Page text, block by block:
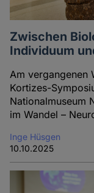
Zwischen
Individuum
Am vergangenen
Kortizes-
Nationalmuseum
im Wandel –
Inge Hüsgen
10.10.2025